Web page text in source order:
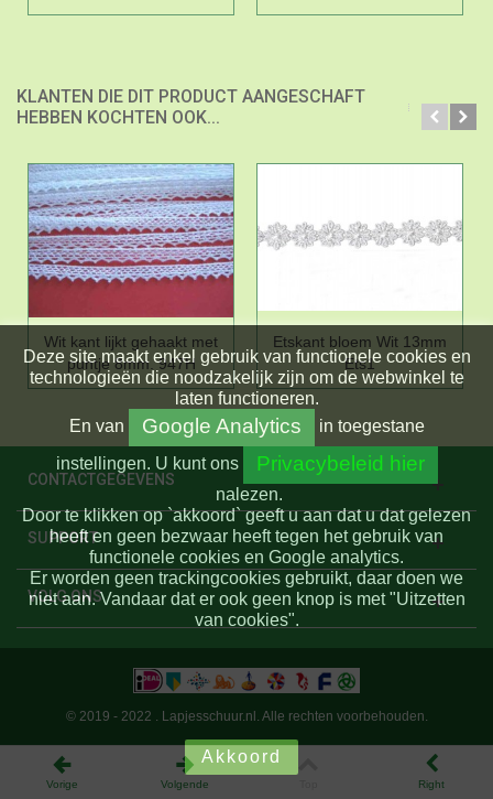
KLANTEN DIE DIT PRODUCT AANGESCHAFT
HEBBEN KOCHTEN OOK...
Wit kant lijkt gehaakt met
puntje 8mm. 947H
Etskant bloem Wit 13mm
Ets1
CONTACTGEGEVENS
SUPPORT
VOLG ONS
Deze site maakt enkel gebruik van functionele cookies en
technologieën die noodzakelijk zijn om de webwinkel te
laten functioneren.
En van Google Analytics
in toegestane
instellingen. U kunt ons Privacybeleid hier
nalezen.
Door te klikken op `akkoord` geeft u aan dat u dat gelezen
heeft en geen bezwaar heeft tegen het gebruik van
functionele cookies en Google analytics.
Er worden geen trackingcookies gebruikt, daar doen we
niet aan. Vandaar dat er ook geen knop is met "Uitzetten
van cookies".
Akkoord
© 2019 - 2022 . Lapjesschuur.nl. Alle rechten voorbehouden.
Vorige Volgende Right